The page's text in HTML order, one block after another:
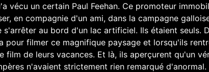
vécu un certain Paul Feehan. Ce promoteur
en compagnie d'un ami, dans la campagne
s'arrêter au bord d'un lac artificiel. Ils étaient seuls.
pour filmer ce magnifique paysage et lorsqu'ils
film de leurs vacances. Et là, ils aperçurent qu'un
n'avaient strictement rien remarqué